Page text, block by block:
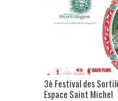
3è Festival des
Espace Saint Michel